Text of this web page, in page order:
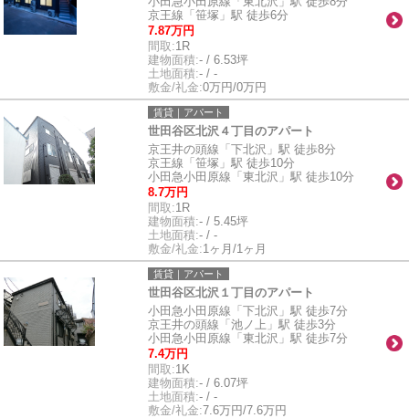
京王線「笹塚」駅 徒歩6分
7.87万円
間取:1R
建物面積:- / 6.53坪
土地面積:- / -
敷金/礼金:0万円/0万円
賃貸｜アパート
世田谷区北沢４丁目のアパート
京王井の頭線「下北沢」駅 徒歩8分
京王線「笹塚」駅 徒歩10分
小田急小田原線「東北沢」駅 徒歩10分
8.7万円
間取:1R
建物面積:- / 5.45坪
土地面積:- / -
敷金/礼金:1ヶ月/1ヶ月
賃貸｜アパート
世田谷区北沢１丁目のアパート
小田急小田原線「下北沢」駅 徒歩7分
京王井の頭線「池ノ上」駅 徒歩3分
小田急小田原線「東北沢」駅 徒歩7分
7.4万円
間取:1K
建物面積:- / 6.07坪
土地面積:- / -
敷金/礼金:7.6万円/7.6万円